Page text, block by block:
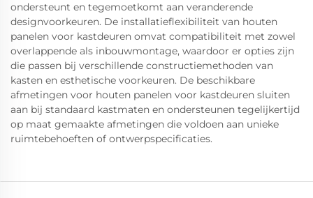
ondersteunt en tegemoetkomt aan veranderende
designvoorkeuren. De installatieflexibiliteit van houten
panelen voor kastdeuren omvat compatibiliteit met zowel
overlappende als inbouwmontage, waardoor er opties zijn
die passen bij verschillende constructiemethoden van
kasten en esthetische voorkeuren. De beschikbare
afmetingen voor houten panelen voor kastdeuren sluiten
aan bij standaard kastmaten en ondersteunen tegelijkertijd
op maat gemaakte afmetingen die voldoen aan unieke
ruimtebehoeften of ontwerpspecificaties.